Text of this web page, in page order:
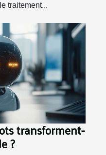
traitement...
transforment-
?